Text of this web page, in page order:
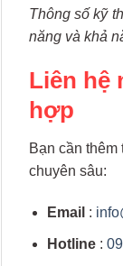
Thông số kỹ
năng và khả
Liên hệ
hợp
Bạn cần
chuyên sâu:
Email :
Hotline :